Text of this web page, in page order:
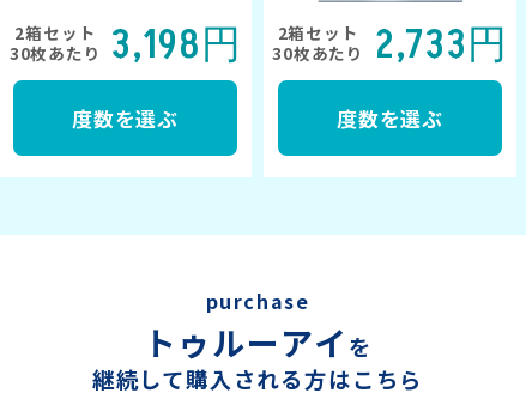
2箱セット
30枚あたり
3,198円
度数を選ぶ
2箱セット
30枚あたり
2,733円
度数を選ぶ
purchase
トゥルーアイ を
継続して購入される方はこちら